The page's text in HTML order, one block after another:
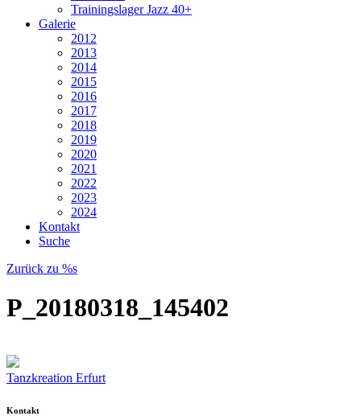
Trainingslager Jazz 40+
Galerie
2012
2013
2014
2015
2016
2017
2018
2019
2020
2021
2022
2023
2024
Kontakt
Suche
Zurück zu %s
P_20180318_145402
Tanzkreation Erfurt
Kontakt